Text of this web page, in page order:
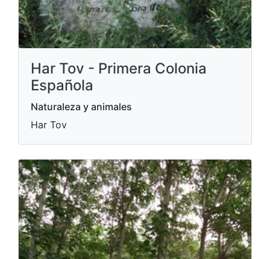
Har Tov - Primera Colonia
Española
Naturaleza y animales
Har Tov